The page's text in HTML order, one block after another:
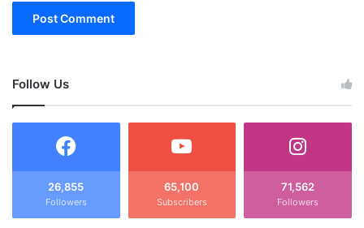
Follow Us
26,855
Followers
65,100
Subscribers
71,562
Followers